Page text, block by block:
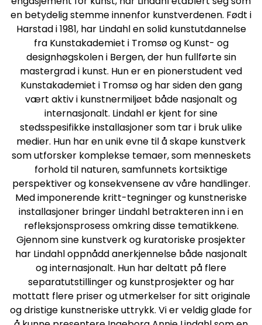
en betydelig stemme innenfor kunstverdenen. Født i
Harstad i 1981, har Lindahl en solid kunstutdannelse
fra Kunstakademiet i Tromsø og Kunst- og
designhøgskolen i Bergen, der hun fullførte sin
mastergrad i kunst. Hun er en pionerstudent ved
Kunstakademiet i Tromsø og har siden den gang
vært aktiv i kunstnermiljøet både nasjonalt og
internasjonalt. Lindahl er kjent for sine
stedsspesifikke installasjoner som tar i bruk ulike
medier. Hun har en unik evne til å skape kunstverk
som utforsker komplekse temaer, som menneskets
forhold til naturen, samfunnets kortsiktige
perspektiver og konsekvensene av våre handlinger.
Med imponerende kritt-tegninger og kunstneriske
installasjoner bringer Lindahl betrakteren inn i en
refleksjonsprosess omkring disse tematikkene.
Gjennom sine kunstverk og kuratoriske prosjekter
har Lindahl oppnådd anerkjennelse både nasjonalt
og internasjonalt. Hun har deltatt på flere
separatutstillinger og kunstprosjekter og har
mottatt flere priser og utmerkelser for sitt originale
og dristige kunstneriske uttrykk. Vi er veldig glade for